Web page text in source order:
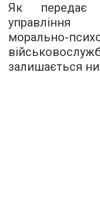
Як передає
управління
морально-
залишається